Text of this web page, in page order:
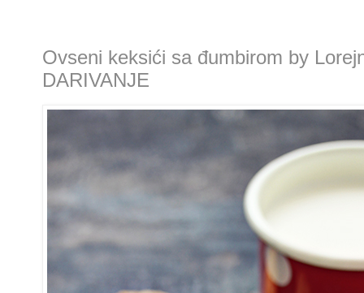
Ovseni keksići sa đumbirom by
DARIVANJE